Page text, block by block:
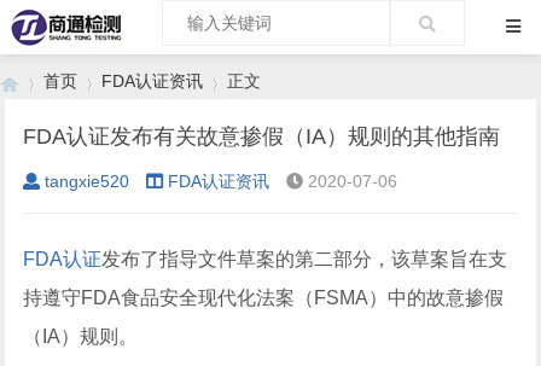
›
首页
›
FDA认证资讯
›
正文
FDA认证发布有关故意掺假（IA）规则的其他指南
tangxie520 FDA认证资讯 2020-07-06
FDA认证发布了指导文件草案的第二部分，该草案旨在支
持遵守FDA食品安全现代化法案（FSMA）中的故意掺假
（IA）规则。